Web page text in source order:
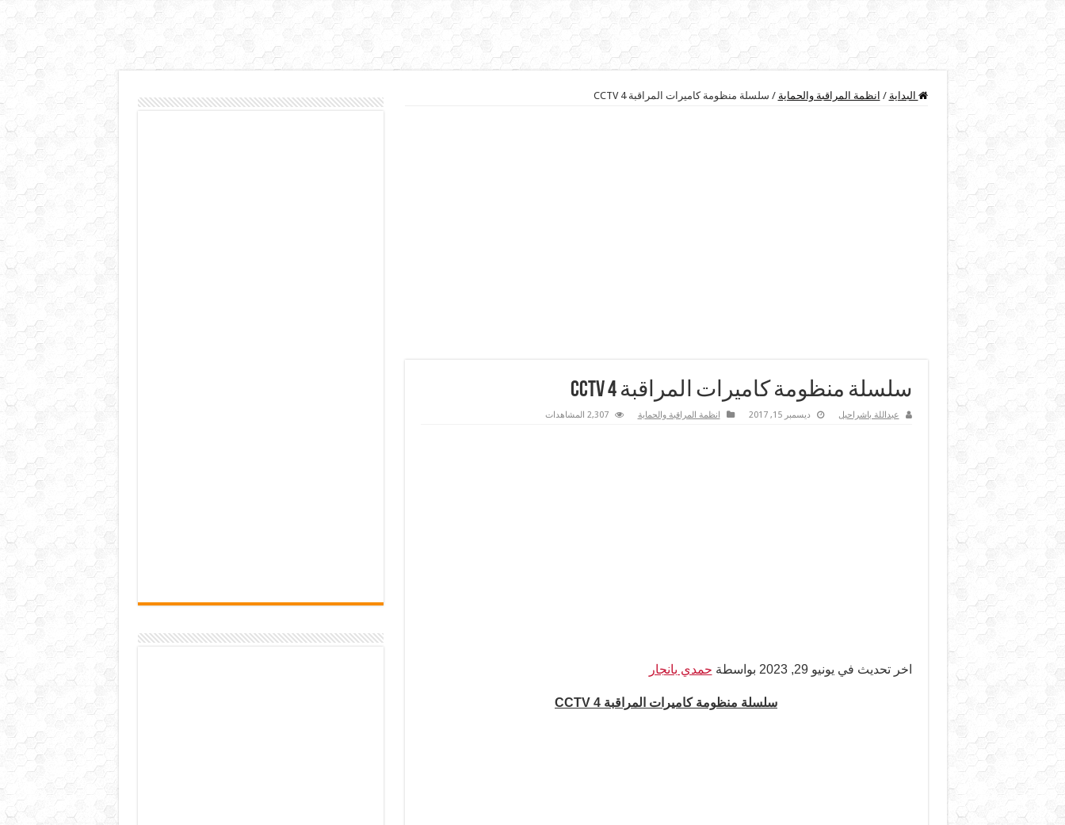
البداية / انظمة المراقبة والحماية / سلسلة منظومة كاميرات المراقبة CCTV 4
سلسلة منظومة كاميرات المراقبة CCTV 4
عبداللة باشراحيل ديسمبر 15, 2017 انظمة المراقبة والحماية 2,307 المشاهدات
اخر تحديث في يونيو 29, 2023 بواسطة حمدي بانجار
سلسلة منظومة كاميرات المراقبة CCTV 4